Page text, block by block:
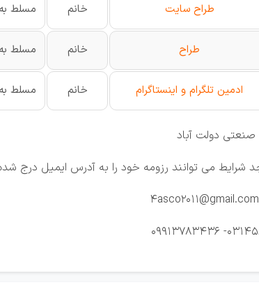
طراح سایت خانم مسلط
طراح خانم مسلط
ادمین تلگرام و اینستاگرام خانم مسلط
دولت آباد
شرایط می توانند رزومه خود را به آدرس ایمیل درج